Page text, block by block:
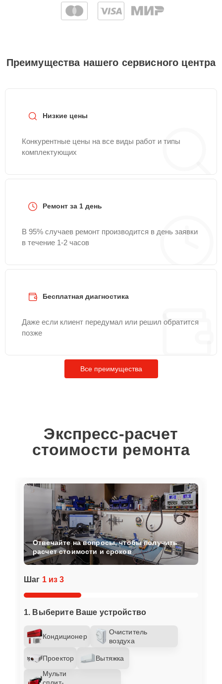
Преимущества нашего сервисного центра
Низкие цены
Конкурентные цены на все виды работ и типы
комплектующих
Ремонт за 1 день
В 95% случаев ремонт производится в день заявки
в течение 1-2 часов
Бесплатная диагностика
Даже если клиент передумал или решил обратится
позже
Все преимущества
Экспресс-расчет
стоимости ремонта
Шаг 1 из 3
1. Выберите Ваше устройство
Кондиционер
Очиститель
воздуха
Проектор
Вытяжка
Мульти
Отвечайте на вопросы, чтобы получить
расчет стоимости и сроков